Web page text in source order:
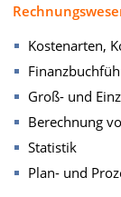
Kostenarten,
Groß- und
Berechnung
Statistik
Plan- und